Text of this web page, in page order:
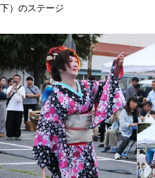
下）のステージ